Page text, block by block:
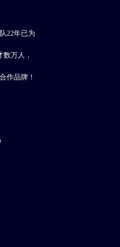
22年已为
万人，
作品牌！